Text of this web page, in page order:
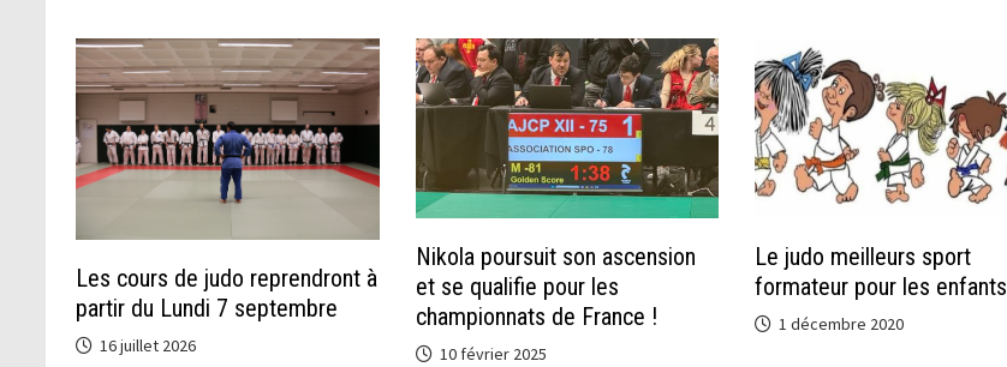
Les cours de judo reprendront à
partir du Lundi 7 septembre
16 juillet 2026
Nikola poursuit son ascension
et se qualifie pour les
championnats de France !
10 février 2025
Le judo meilleurs sport
formateur pour les enfants
1 décembre 2020